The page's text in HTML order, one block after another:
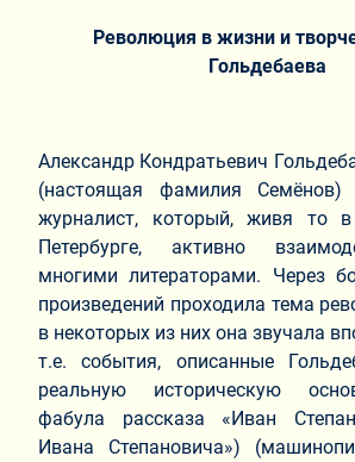
Революция в жизни и
Гольдебаева
Александр Кондратьевич
(настоящая фамилия
журналист, который, живя то
Петербурге, активно
многими литераторами. Через
произведений проходила тема
в некоторых из них она звучала
т.е. события, описанные
реальную историческую
фабула рассказа «Иван
Ивана Степановича»)